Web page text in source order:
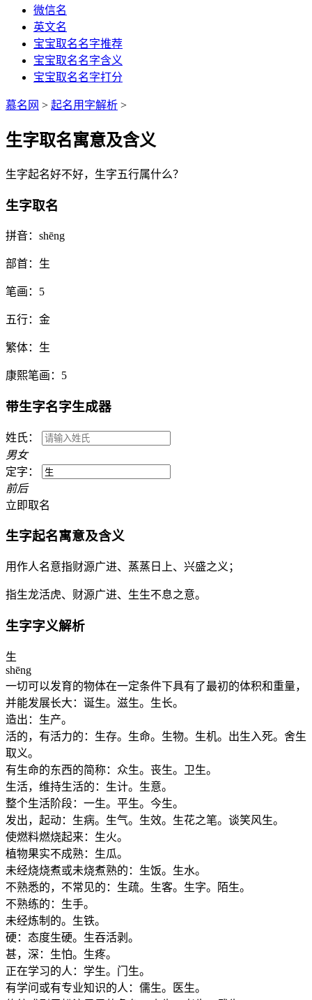
微信名
英文名
宝宝取名名字推荐
宝宝取名名字含义
宝宝取名名字打分
慕名网 > 起名用字解析 >
生字取名寓意及含义
生字起名好不好， 生字五行属什么？
生字取名
拼音： shēng
部首： 生
笔画： 5
五行： 金
繁体： 生
康熙笔画： 5
带生字名字生成器
姓氏：
男女
定字：
前后
立即取名
生字起名寓意及含义
用作人名意指财源广进、蒸蒸日上、兴盛之义；
指生龙活虎、财源广进、生生不息之意。
生字字义解析
生
shēng
一切可以发育的物体在一定条件下具有了最初的体积和重量，
并能发展长大：诞生。滋生。生长。
造出：生产。
活的，有活力的：生存。生命。生物。生机。出生入死。舍生
取义。
有生命的东西的简称：众生。丧生。卫生。
生活，维持生活的：生计。生意。
整个生活阶段：一生。平生。今生。
发出，起动：生病。生气。生效。生花之笔。谈笑风生。
使燃料燃烧起来：生火。
植物果实不成熟：生瓜。
未经烧烧煮或未烧煮熟的：生饭。生水。
不熟悉的，不常见的：生疏。生客。生字。陌生。
不熟练的：生手。
未经炼制的。生铁。
硬：态度生硬。生吞活剥。
甚，深：生怕。生疼。
正在学习的人：学生。门生。
有学问或有专业知识的人：儒生。医生。